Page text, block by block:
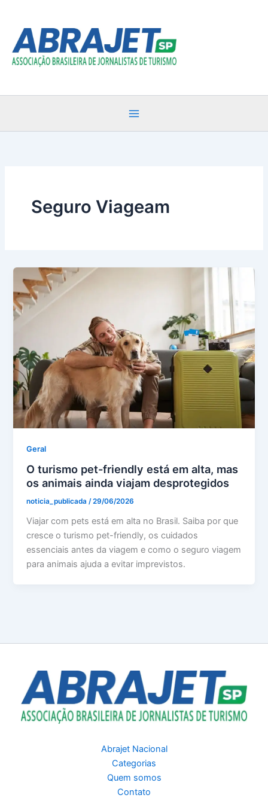
conteúdo
Seguro Viageam
Geral
O turismo pet-friendly está em alta, mas
os animais ainda viajam desprotegidos
noticia_publicada/29/06/2026
Viajar com pets está em alta no Brasil. Saiba por que
cresce o turismo pet-friendly, os cuidados
essenciais antes da viagem e como o seguro viagem
para animais ajuda a evitar imprevistos.
Abrajet Nacional
Categorias
Quem somos
Contato